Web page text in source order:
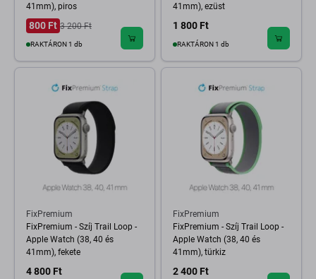
41mm), piros
800 Ft 3 200 Ft
RAKTÁRON 1 db
41mm), ezüst
1 800 Ft
RAKTÁRON 1 db
FixPremium
FixPremium - Szíj Trail Loop -
Apple Watch (38, 40 és
41mm), fekete
4 800 Ft
FixPremium
FixPremium - Szíj Trail Loop -
Apple Watch (38, 40 és
41mm), türkiz
2 400 Ft